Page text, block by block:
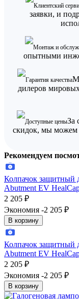
Клиентский
заявки, и
Монтаж и
опытными
Гарантия качества
дилеров
Доступные ценыЗа
скидок, мы можем
Рекомендуем
Колпачок защитный
Abutment EV
2 205 ₽
Экономия -2 205 ₽
В корзину
Колпачок защитный
Abutment EV
2 205 ₽
Экономия -2 205 ₽
В корзину